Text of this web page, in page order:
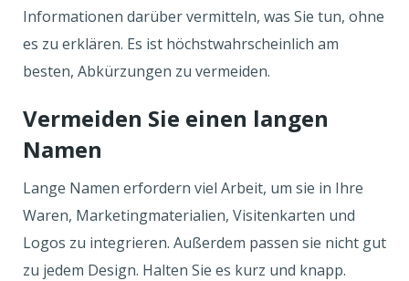
Informationen darüber vermitteln, was Sie tun, ohne
es zu erklären. Es ist höchstwahrscheinlich am
besten, Abkürzungen zu vermeiden.
Vermeiden Sie einen langen
Namen
Lange Namen erfordern viel Arbeit, um sie in Ihre
Waren, Marketingmaterialien, Visitenkarten und
Logos zu integrieren. Außerdem passen sie nicht gut
zu jedem Design. Halten Sie es kurz und knapp.